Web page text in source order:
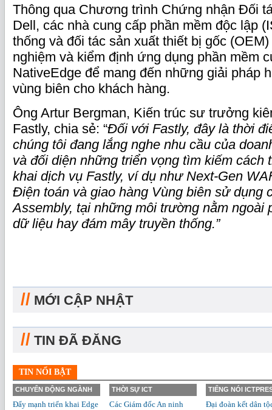
Thông qua Chương trình Chứng nhận Đối
Dell, các nhà cung cấp phần mềm độc lập
thống và đối tác sản xuất thiết bị gốc
nghiệm và kiểm định ứng dụng phần mềm
NativeEdge để mang đến những giải pháp
vùng biên cho khách hàng.
Ông Artur Bergman, Kiến trúc sư trưởng
Fastly, chia sẻ: “Đối với Fastly, đây là thời
chúng tôi đang lắng nghe nhu cầu của
và đối diện những triển vọng tìm kiếm cách
khai dịch vụ Fastly, ví dụ như Next-Gen
Điện toán và giao hàng Vùng biên sử dụng
Assembly, tại những môi trường nằm ngoài
dữ liệu hay đám mây truyền thống.”
// MỚI CẬP NHẬT
// TIN ĐÃ ĐĂNG
TIN NỔI BẬT
CHUYỂN ĐỘNG NGÀNH
Đẩy mạnh triển khai Edge
THỜI SỰ ICT
Các Giám đốc An ninh
TIẾNG NÓI
Đại đoàn kết dân